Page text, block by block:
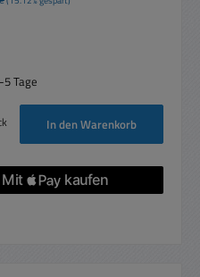
Tage
ein oder benutze die Schaltflächen um
In den Warenkorb